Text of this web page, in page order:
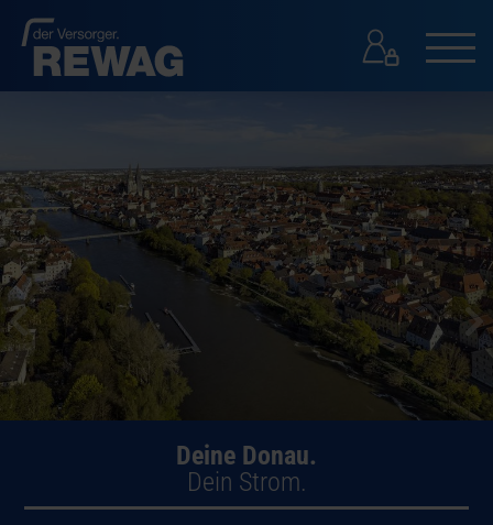
GESCHÄFTSKUNDEN
PRESSE KONTAKT
SUCHE
Deine Donau.
Dein Strom.